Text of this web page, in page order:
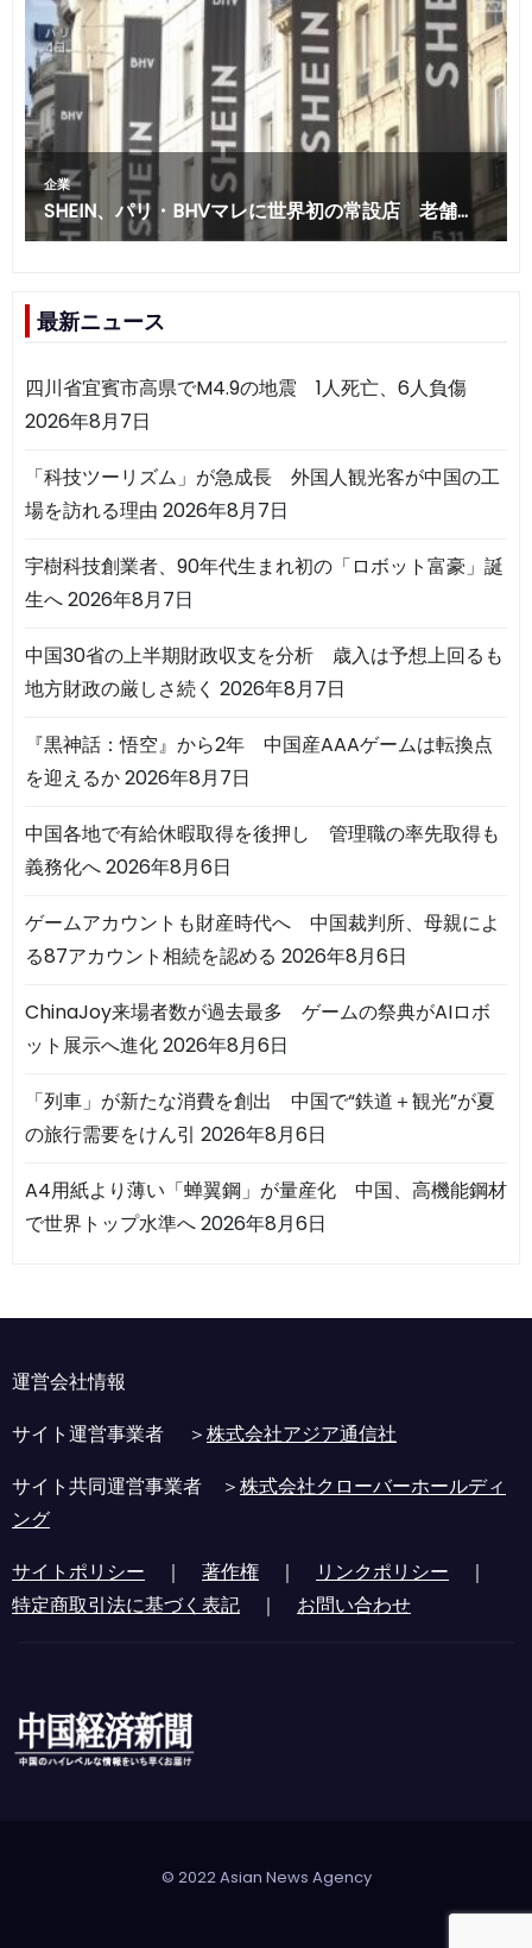
最新ニュース
四川省宜賓市高県でM4.9の地震 1人死亡、6人負傷
2026年8月7日
「科技ツーリズム」が急成長 外国人観光客が中国の工
場を訪れる理由 2026年8月7日
宇樹科技創業者、90年代生まれ初の「ロボット富豪」誕
生へ2026年8月7日
中国30省の上半期財政収支を分析 歳入は予想上回るも
地方財政の厳しさ続く 2026年8月7日
『黒神話：悟空』から2年 中国産AAAゲームは転換点
を迎えるか2026年8月7日
中国各地で有給休暇取得を後押し 管理職の率先取得も
義務化へ2026年8月6日
ゲームアカウントも財産時代へ 中国裁判所、母親によ
る87アカウント相続を認める 2026年8月6日
ChinaJoy来場者数が過去最多 ゲームの祭典がAIロボ
ット展示へ進化2026年8月6日
「列車」が新たな消費を創出 中国で“鉄道＋観光”が夏
の旅行需要をけん引 2026年8月6日
A4用紙より薄い「蝉翼鋼」が量産化 中国、高機能鋼材
で世界トップ水準へ2026年8月6日
運営会社情報
サイト運営事業者 ＞株式会社アジア通信社
サイト共同運営事業者 ＞株式会社クローバーホールディ
ング
サイトポリシー ｜ 著作権 ｜ リンクポリシー ｜
特定商取引法に基づく表記 ｜ お問い合わせ
© 2022 Asian News Agency